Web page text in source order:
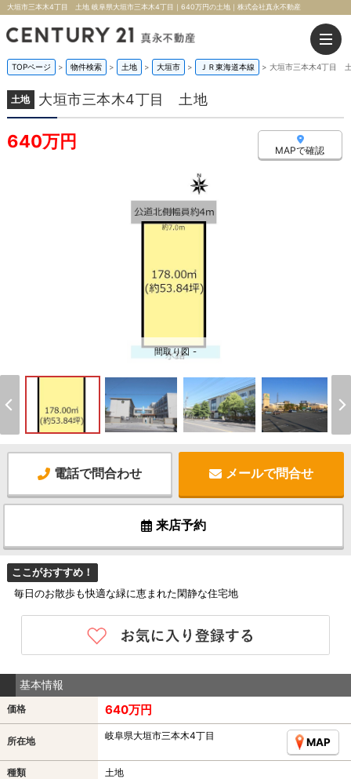
大垣市三本木4丁目 土地 岐阜県大垣市三本木4丁目｜640万円の土地｜株式会社真永不動産
TOPページ > 物件検索 > 土地 > 大垣市 > ＪＲ東海道本線 > 大垣市三本木4丁目
土地 大垣市三本木4丁目 土地
640万円 MAPで確認
間取り図 -
電話で問合わせ メールで問合せ
来店予約
ここがおすすめ！
毎日のお散歩も快適な緑に恵まれた閑静な住宅地
基本情報
価格 640万円
所在地 岐阜県大垣市三本木4丁目
MAP
種類 土地